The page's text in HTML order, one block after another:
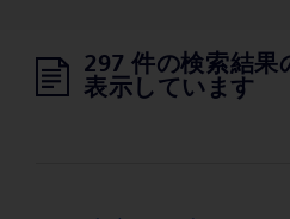
297 件の検索結果
表示しています